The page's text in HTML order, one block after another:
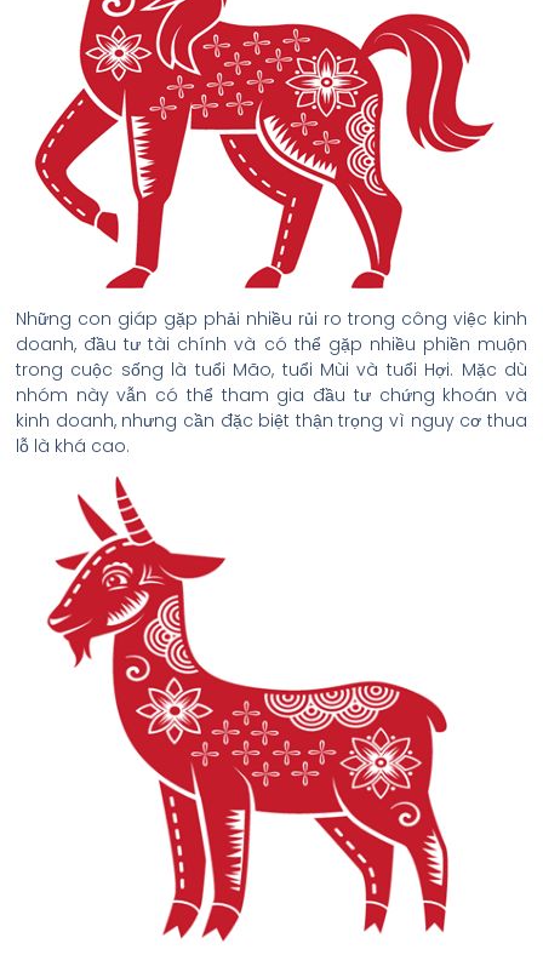
Những con giáp gặp phải nhiều rủi ro trong công việc kinh
doanh, đầu tư tài chính và có thể gặp nhiều phiền muộn
trong cuộc sống là tuổi Mão, tuổi Mùi và tuổi Hợi. Mặc dù
nhóm này vẫn có thể tham gia đầu tư chứng khoán và
kinh doanh, nhưng cần đặc biệt thận trọng vì nguy cơ thua
lỗ là khá cao.